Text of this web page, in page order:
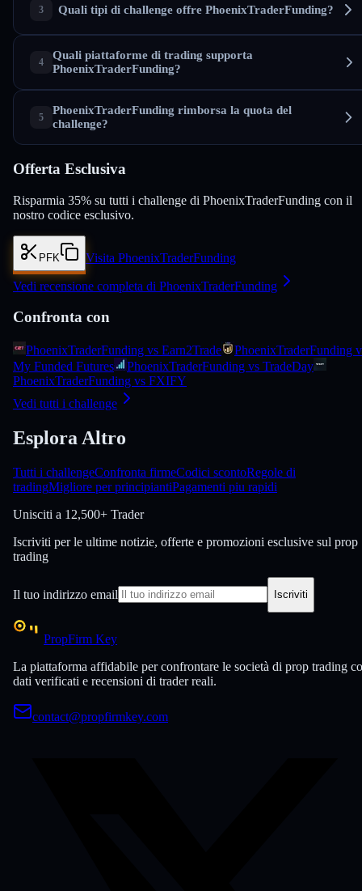
Quali tipi di challenge offre PhoenixTraderFunding?
Quali piattaforme di trading supporta
PhoenixTraderFunding?
PhoenixTraderFunding rimborsa la quota del
challenge?
Offerta Esclusiva
Risparmia 35% su tutti i challenge di PhoenixTraderFunding con il
nostro codice esclusivo.
PFK Visita PhoenixTraderFunding
Vedi recensione completa di PhoenixTraderFunding
Confronta con
PhoenixTraderFunding vs Earn2Trade
PhoenixTraderFunding
My Funded Futures
PhoenixTraderFunding vs TradeDay
PhoenixTraderFunding vs FXIFY
Vedi tutti i challenge
Esplora Altro
Tutti i challengeConfronta firmeCodici scontoRegole di
tradingMigliore per principiantiPagamenti piu rapidi
Unisciti a 12,500+ Trader
Iscriviti per le ultime notizie, offerte e promozioni esclusive sul prop
trading
Il tuo indirizzo email Iscriviti
PropFirm Key
La piattaforma affidabile per confrontare le società di prop trading
dati verificati e recensioni di trader reali.
contact@propfirmkey.com